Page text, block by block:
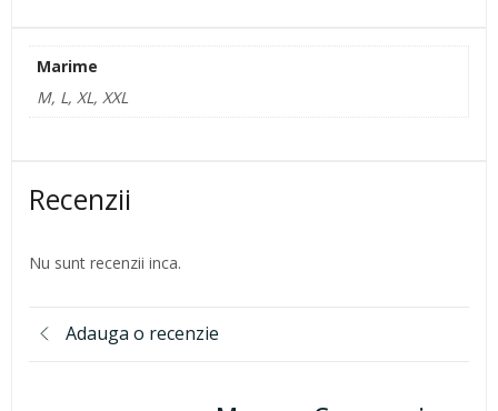
Marime
M, L, XL, XXL
Recenzii
Nu sunt recenzii inca.
Adauga o recenzie